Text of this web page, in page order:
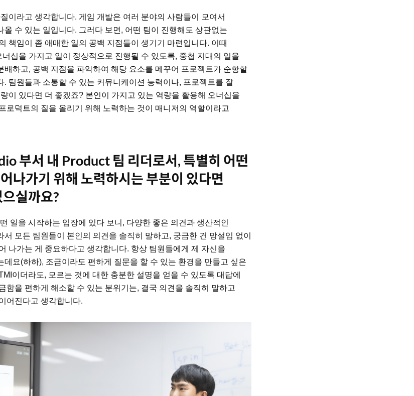
질이라고 생각합니다. 게임 개발은 여러 분야의 사람들이 모여서
올 수 있는 일입니다. 그러다 보면, 어떤 팀이 진행해도 상관없는
책임이 좀 애매한 일의 공백 지점들이 생기기 마련입니다. 이때
십을 가지고 일이 정상적으로 진행될 수 있도록, 중첩 지대의 일을
배하고, 공백 지점을 파악하여 해당 요소를 메꾸어 프로젝트가 순항할
. 팀원들과 소통할 수 있는 커뮤니케이션 능력이나, 프로젝트를 잘
이 있다면 더 좋겠죠? 본인이 가지고 있는 역량을 활용해 오너십을
로덕트의 질을 올리기 위해 노력하는 것이 매니저의 역할이라고
부서 내 Product 팀 리더로서, 특별히 어떤
나가기 위해 노력하시는 부분이 있다면
실까요?
일을 시작하는 입장에 있다 보니, 다양한 좋은 의견과 생산적인
서 모든 팀원들이 본인의 의견을 솔직히 말하고, 궁금한 건 망설임 없이
나가는 게 중요하다고 생각합니다. 항상 팀원들에게 제 자신을
데요(하하), 조금이라도 편하게 질문을 할 수 있는 환경을 만들고 싶은
이더라도, 모르는 것에 대한 충분한 설명을 얻을 수 있도록 대답에
함을 편하게 해소할 수 있는 분위기는, 결국 의견을 솔직히 말하고
어진다고 생각합니다.